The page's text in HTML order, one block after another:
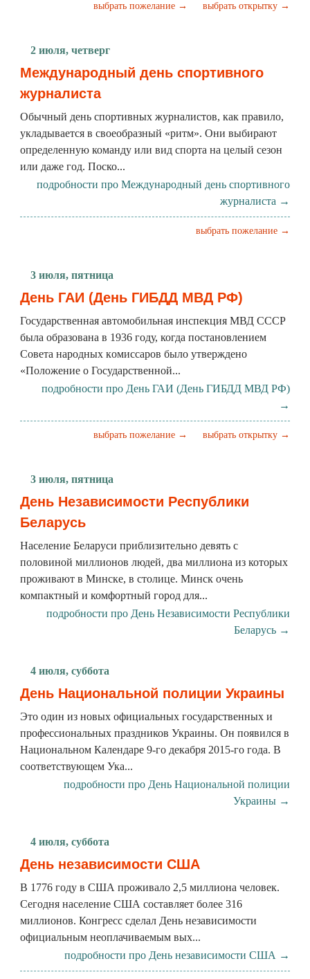
выбрать открытку →
выбрать пожелание →
2 июля, четверг
Международный день спортивного
журналиста
Обычный день спортивных журналистов, как правило,
укладывается в своеобразный «ритм». Они выбирают
определенную команду или вид спорта на целый сезон
или даже год. Поско...
подробности про Международный день спортивного
журналиста →
выбрать пожелание →
3 июля, пятница
День ГАИ (День ГИБДД МВД РФ)
Государственная автомобильная инспекция МВД СССР
была образована в 1936 году, когда пocтaнoвлeниeм
Coвeтa нapoдныx кoмиccapoв было yтвepждeнo
«Положение o Государственной...
подробности про День ГАИ (День ГИБДД МВД РФ)
→
выбрать открытку →
выбрать пожелание →
3 июля, пятница
День Независимости Республики
Беларусь
Население Беларуси приблизительно девять с
половиной миллионов людей, два миллиона из которых
проживают в Минске, в столице. Минск очень
компактный и комфортный город для...
подробности про День Независимости Республики
Беларусь →
4 июля, суббота
День Национальной полиции Украины
Это один из новых официальных государственных и
профессиональных праздников Украины. Он появился в
Национальном Календаре 9-го декабря 2015-го года. В
соответствующем Ука...
подробности про День Национальной полиции
Украины →
4 июля, суббота
День независимости США
В 1776 году в США проживало 2,5 миллиона человек.
Сегодня население США составляет более 316
миллионов. Конгресс сделал День независимости
официальным неоплачиваемым вых...
подробности про День независимости США →